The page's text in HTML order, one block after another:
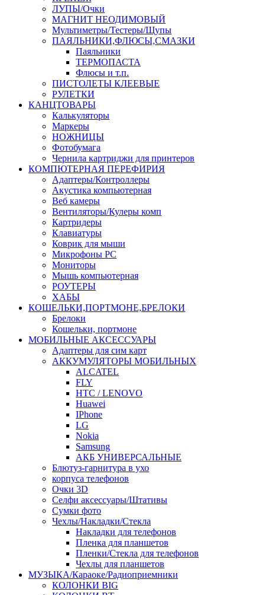
ЛУПЫ/Очки
МАГНИТ НЕОДИМОВЫЙ
Мультиметры/Тестеры/Щупы
ПАЯЛЬНИКИ,ФЛЮСЫ,СМАЗКИ
Паяльники
ТЕРМОПАСТА
Флюсы и т.п.
ПИСТОЛЕТЫ КЛЕЕВЫЕ
РУЛЕТКИ
КАНЦТОВАРЫ
Калькуляторы
Маркеры
НОЖНИЦЫ
Фотобумага
Чернила картриджи для принтеров
КОМПЮТЕРНАЯ ПЕРЕФИРИЯ
Адаптеры/Контроллеры
Акустика компьютерная
Веб камеры
Вентиляторы/Кулеры комп
Картридеры
Клавиатуры
Коврик для мыши
Микрофоны PC
Мониторы
Мышь компьютерная
РОУТЕРЫ
ХАБЫ
КОШЕЛЬКИ,ПОРТМОНЕ,БРЕЛОКИ
Брелоки
Кошельки, портмоне
МОБИЛЬНЫЕ АКСЕССУАРЫ
Адаптеры для сим карт
АККУМУЛЯТОРЫ МОБИЛЬНЫХ
ALCATEL
FLY
HTC / LENOVO
Huawei
IPhone
LG
Nokia
Samsung
АКБ УНИВЕРСАЛЬНЫЕ
Блютуз-гарнитура в ухо
корпуса телефонов
Очки 3D
Селфи аксессуары/Штативы
Сумки фото
Чехлы/Накладки/Стекла
Накладки для телефонов
Пленка для планшетов
Пленки/Стекла для телефонов
Чехлы для планшетов
МУЗЫКА/Караоке/Радиоприемники
КОЛОНКИ BIG